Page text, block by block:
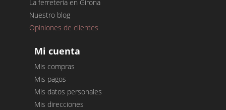
La ferretería en Girona
Nuestro blog
Opiniones de clientes
Mi cuenta
Mis compras
Mis pagos
Mis datos personales
Mis direcciones